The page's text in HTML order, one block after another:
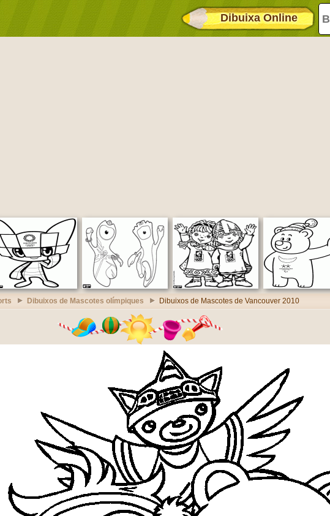
Dibuixa Online
Dibuixos de Mascotes olímpiques Dibuixos de Mascotes de Vancouver 2010